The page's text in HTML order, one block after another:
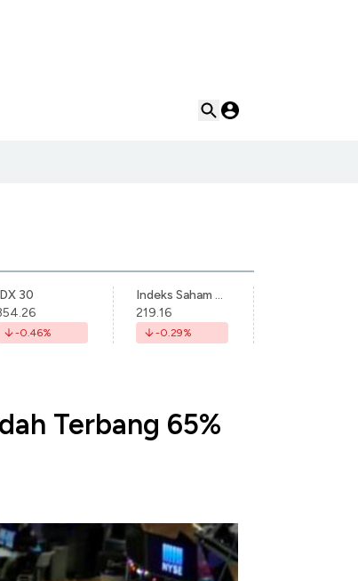
30
-0.46%
Indeks Saham Syariah Indonesia
219.16
-0.29%
Terbang 65%